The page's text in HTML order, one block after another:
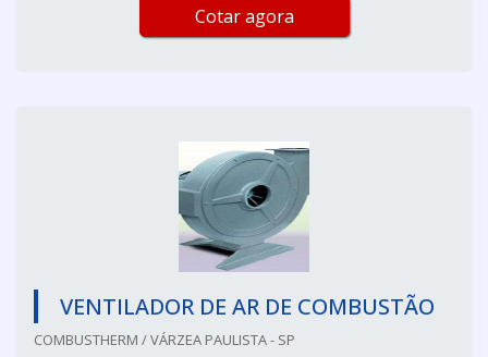
Cotar agora
VENTILADOR DE AR DE COMBUSTÃO
COMBUSTHERM / VÁRZEA PAULISTA - SP